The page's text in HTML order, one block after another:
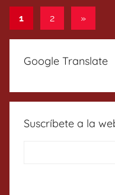
Paginación
de
entradas
1 2
Entradas
»
Google Translate
Suscríbete a la